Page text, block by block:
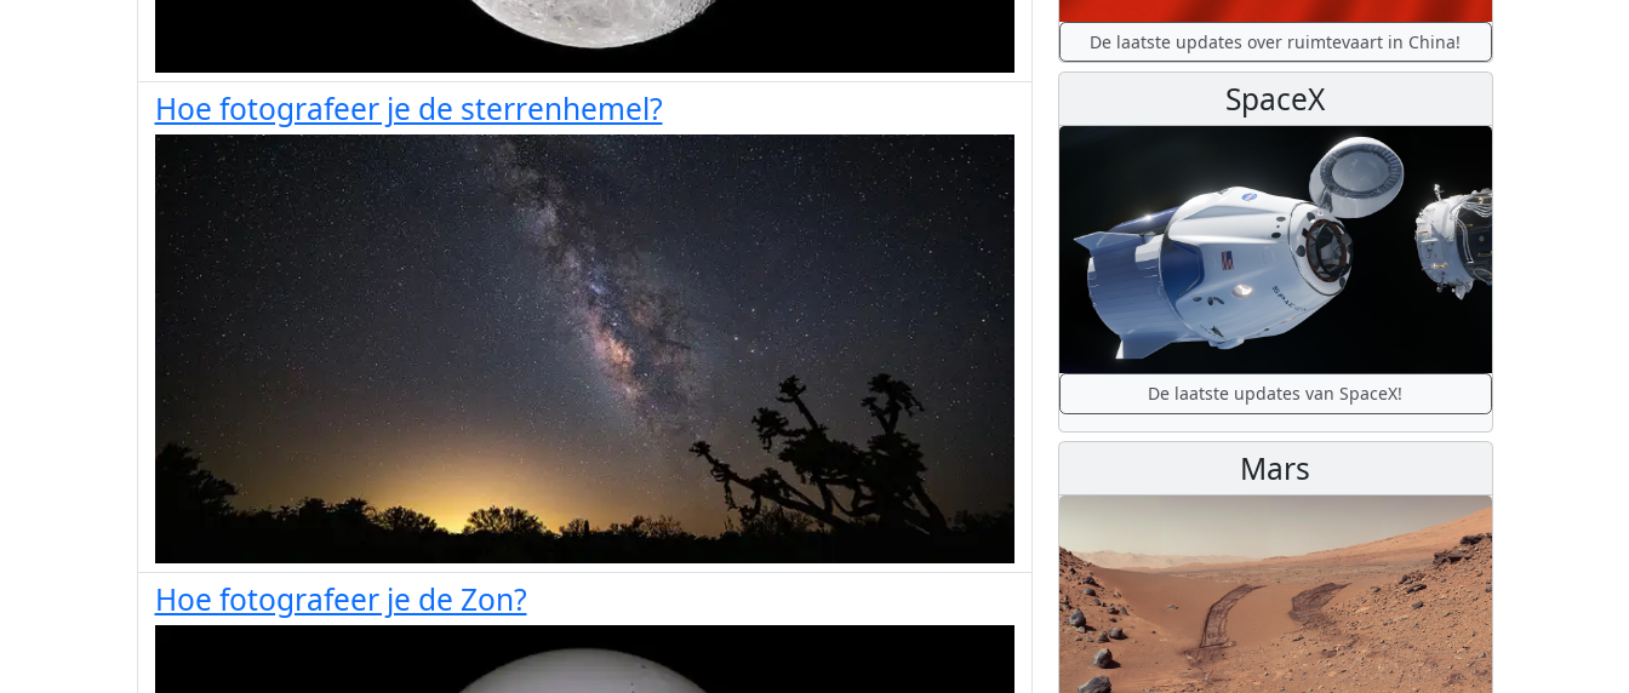
Hoe fotografeer je de sterrenhemel?
Hoe fotografeer je de Zon?
De laatste updates over ruimtevaart in China!
SpaceX
De laatste updates van SpaceX!
Mars